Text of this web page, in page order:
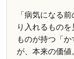
「病気になる
り入れるもの
ものが持つ「
が、本来の価